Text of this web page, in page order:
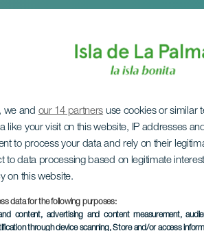
we and our 14 partners use cookies or similar
like your visit on this website, IP addresses
to process your data and rely on their
to data processing based on legitimate
on this website.
data for the following purposes:
content, advertising and content measurement,
through device scanning, Store and/or access
Flamenco